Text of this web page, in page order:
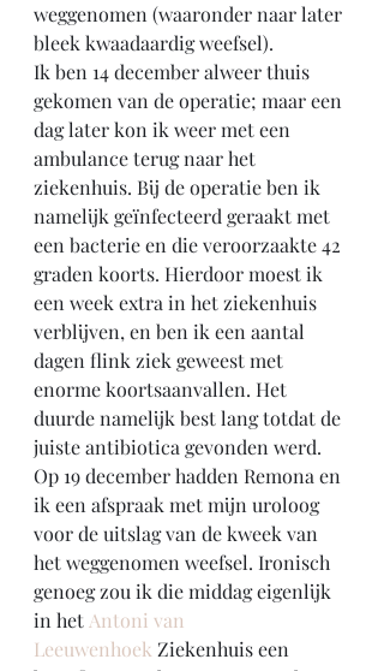
weggenomen (waaronder naar later
bleek kwaadaardig weefsel).
Ik ben 14 december alweer thuis
gekomen van de operatie; maar een
dag later kon ik weer met een
ambulance terug naar het
ziekenhuis. Bij de operatie ben ik
namelijk geïnfecteerd geraakt met
een bacterie en die veroorzaakte 42
graden koorts. Hierdoor moest ik
een week extra in het ziekenhuis
verblijven, en ben ik een aantal
dagen flink ziek geweest met
enorme koortsaanvallen. Het
duurde namelijk best lang totdat de
juiste antibiotica gevonden werd.
Op 19 december hadden Remona en
ik een afspraak met mijn uroloog
voor de uitslag van de kweek van
het weggenomen weefsel. Ironisch
genoeg zou ik die middag eigenlijk
in het Antoni van
Leeuwenhoek Ziekenhuis een